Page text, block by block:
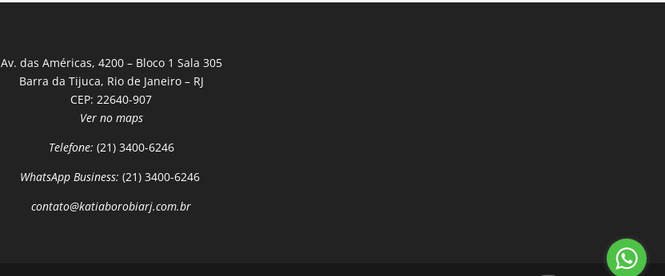
Av. das Américas, 4200 – Bloco 1 Sala 305
Barra da Tijuca, Rio de Janeiro – RJ
CEP: 22640-907
Ver no maps
Telefone: (21) 3400-6246
WhatsApp Business: (21) 3400-6246
contato@katiaborobiarj.com.br